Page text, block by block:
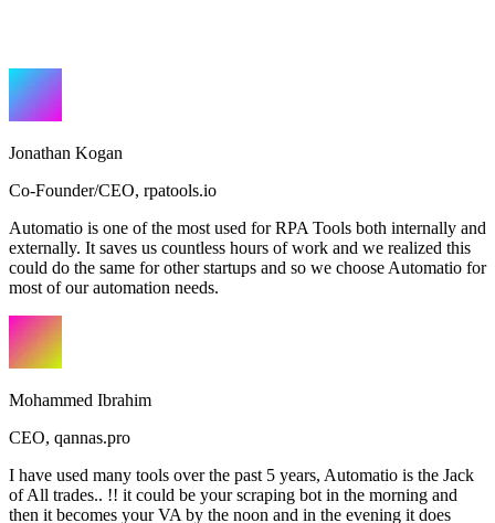
Jonathan Kogan
Co-Founder/CEO, rpatools.io
Automatio is one of the most used for RPA Tools both internally and
externally. It saves us countless hours of work and we realized this
could do the same for other startups and so we choose Automatio for
most of our automation needs.
Mohammed Ibrahim
CEO, qannas.pro
I have used many tools over the past 5 years, Automatio is the Jack
of All trades.. !! it could be your scraping bot in the morning and
then it becomes your VA by the noon and in the evening it does